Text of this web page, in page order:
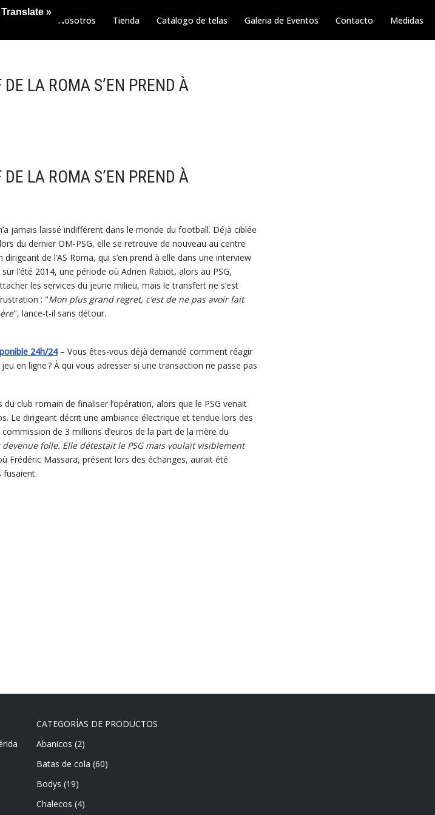
Nosotros Tienda Catálogo de telas Galeria de Eventos Contacto Medidas
LA ROMA S’EN PREND À
LA ROMA S’EN PREND À
jamais laissé indifférent dans le monde du football. Déjà ciblée
du dernier OM-PSG, elle se retrouve de nouveau au centre
de l’AS Roma, qui s’en prend à elle dans une interview
sur l’été 2014, une période où Adrien Rabiot, alors au PSG,
les services du jeune milieu, mais le transfert ne s’est
: "Mon plus grand regret, c’est de ne pas avoir fait
", lance-t-il sans détour.
24h/24– Vous êtes-vous déjà demandé comment réagir
en ligne ? À qui vous adresser si une transaction ne passe pas
club romain de finaliser l’opération, alors que le PSG venait
Le dirigeant décrit une ambiance électrique et tendue lors des
de 3 millions d’euros de la part de la mère du
devenue folle. Elle détestait le PSG mais voulait visiblement
Frédéric Massara, présent lors des échanges, aurait été
fusaient.
CATEGORÍAS DE PRODUCTOS
Abanicos (2)
Batas de cola (60)
Bodys (19)
Chalecos (4)
Translate »